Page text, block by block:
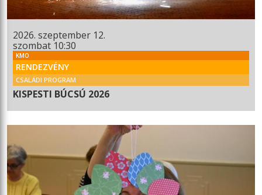
2026. szeptember 12.
szombat 10:30
KMO
RENDEZVÉNY
CSALÁDI PROGRAM
KISPESTI BÚCSÚ 2026